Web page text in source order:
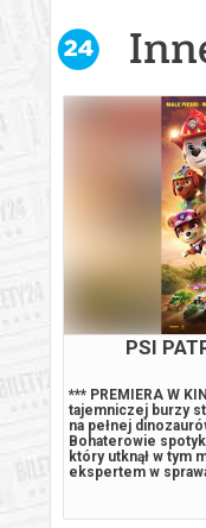
się
PSI
*** PREMIERA W
tajemniczej burzy
na pełnej
Bohaterowie
który utknął w tym
ekspertem w
Humdinger,
lekkomyślnie
wyspy,